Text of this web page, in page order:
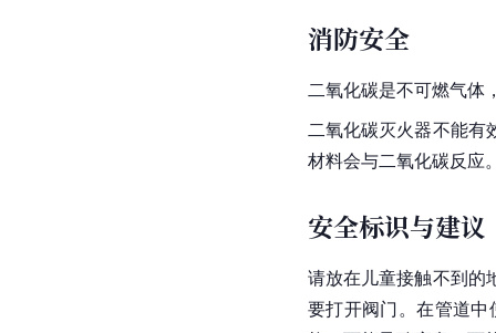
消防安全
二氧化碳是不可燃气体
二氧化碳灭火器不能有
材料会与二氧化碳反应
安全标识与建议
请放在儿童接触不到的
要打开阀门。在管道